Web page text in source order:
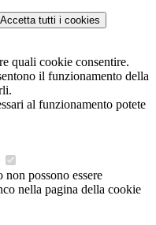
Accetta tutti i cookies
quali cookie consentire.
il funzionamento della
al funzionamento potete
possono essere
nella pagina della cookie